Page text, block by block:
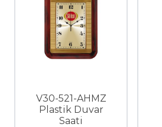
V30-521-AHMZ
Plastik Duvar
Saati